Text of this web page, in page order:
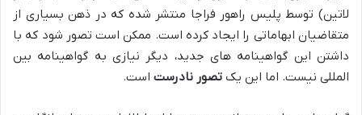
لاتین) توسط پلیس راهور فراجا منتشر شده که در ذهن بسیاری از
متقاضیان ابهاماتی را ایجاد کرده است. ممکن است تصور شود که با
داشتن این گواهینامه های جدید، دیگر نیازی به گواهینامه بین
المللی نیست. اما این یک تصور نادرست است.